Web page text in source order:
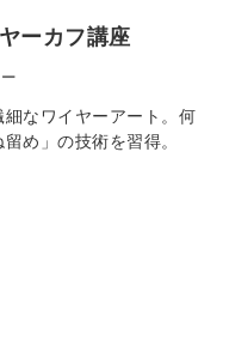
ーカフ講座
なワイヤーアート。何
め」の技術を習得。